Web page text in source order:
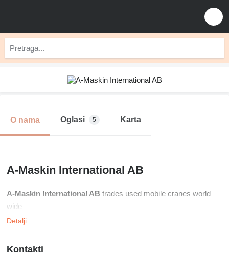
O nama Oglasi 5 Karta
A-Maskin International AB
A-Maskin International AB trades used mobile cranes world
wide
Detalji
Kontakti